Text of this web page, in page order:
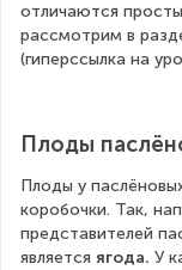
отличаются
рассмотрим в
(гиперссылка на
Плоды
Плоды у
коробочки. Так,
представителей
является ягода. У